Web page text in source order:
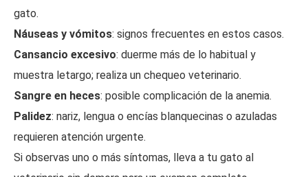
gato.
Náuseas y vómitos: signos frecuentes en estos casos.
Cansancio excesivo: duerme más de lo habitual y
muestra letargo; realiza un chequeo veterinario.
Sangre en heces: posible complicación de la anemia.
Palidez: nariz, lengua o encías blanquecinas o azuladas
requieren atención urgente.
Si observas uno o más síntomas, lleva a tu gato al